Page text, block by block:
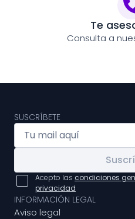
Te
Consulta a
SUSCRÍBETE
Acepto las condiciones
privacidad
INFORMACIÓN LEGAL
Aviso legal